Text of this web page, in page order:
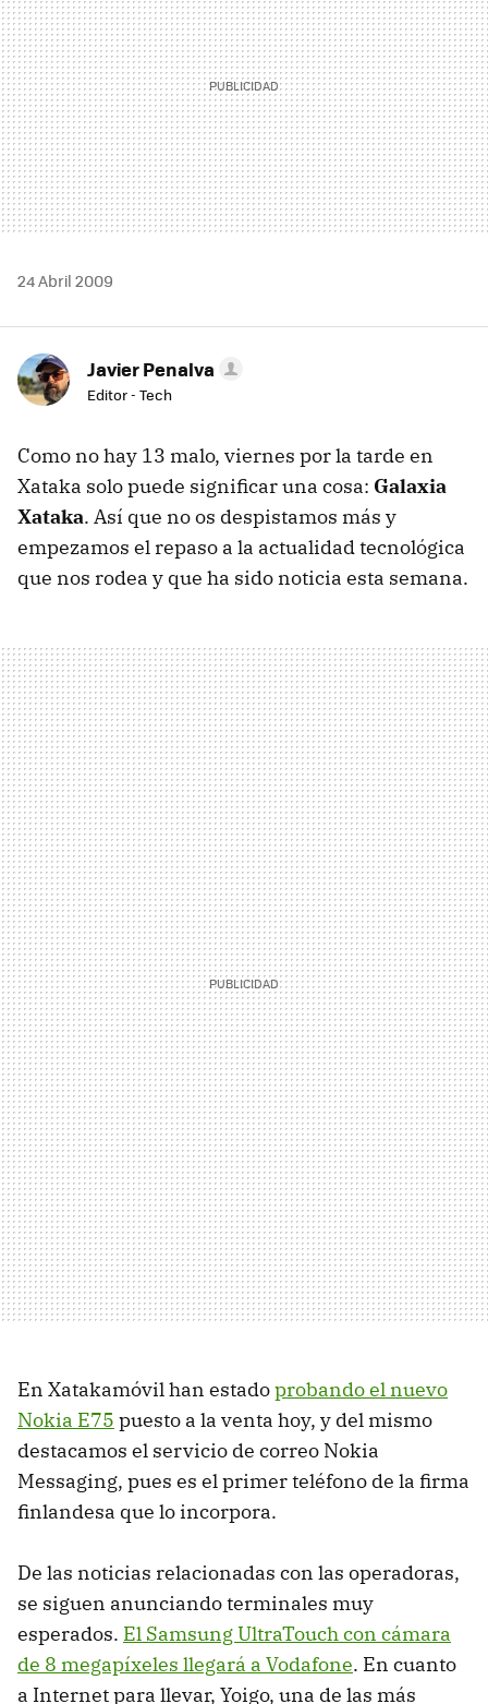
24 Abril 2009
Javier Penalva
Editor - Tech
Como no hay 13 malo, viernes por la tarde en
Xataka solo puede significar una cosa: Galaxia
Xataka. Así que no os despistamos más y
empezamos el repaso a la actualidad tecnológica
que nos rodea y que ha sido noticia esta semana.
En Xatakamóvil han estadoprobando el nuevo
Nokia E75 puesto a la venta hoy, y del mismo
destacamos el servicio de correo Nokia
Messaging, pues es el primer teléfono de la firma
finlandesa que lo incorpora.
De las noticias relacionadas con las operadoras,
se siguen anunciando terminales muy
esperados. El Samsung UltraTouch con cámara
de 8 megapíxeles llegará a Vodafone. En cuanto
a Internet para llevar, Yoigo, una de las más